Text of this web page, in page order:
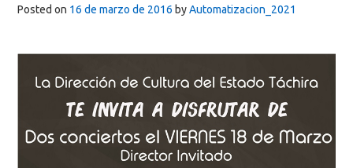
Posted on 16 de marzo de 2016 byAutomatizacion_2021